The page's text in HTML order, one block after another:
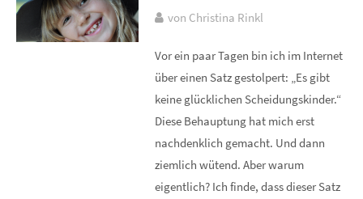
von Christina Rinkl
Vor ein paar Tagen bin ich im Internet
über einen Satz gestolpert: „Es gibt
keine glücklichen Scheidungskinder.“
Diese Behauptung hat mich erst
nachdenklich gemacht. Und dann
ziemlich wütend. Aber warum
eigentlich? Ich finde, dass dieser Satz